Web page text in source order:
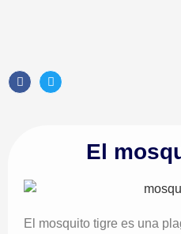
El
El mosquito tigre es una